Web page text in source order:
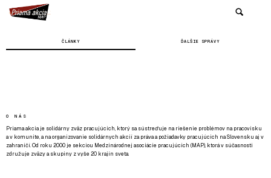
ČLÁNKY ĎALŠIE SPRÁVY
O NÁS
Priama akcia je solidárny zväz pracujúcich, ktorý sa sústreďuje na riešenie problémov na pracovisku
a v komunite, a na organizovanie solidárnych akcií za práva a požiadavky pracujúcich na Slovensku aj v
zahraničí. Od roku 2000 je sekciou Medzinárodnej asociácie pracujúcich (MAP), ktorá v súčasnosti
združuje zväzy a skupiny z vyše 20 krajín sveta.